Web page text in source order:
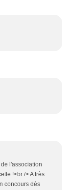
l'association
!<br /> A très
concours dès